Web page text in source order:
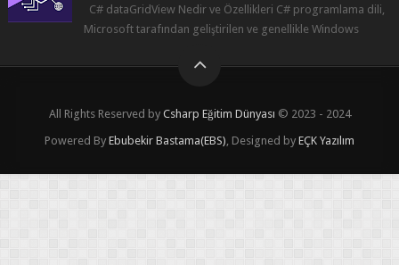
tabanlı uygulama gelişti...
Csharp Eğitim Dünyası